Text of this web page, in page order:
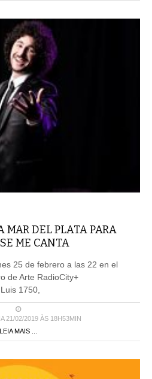
DEL PLATA PARA
ME CANTA
25 de febrero a las 22 en el
de Arte RadioCity+
1750,
21/02/2019 ÀS 18H53MIN
LEIA MAIS ...